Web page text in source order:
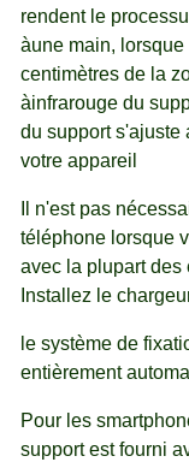
rendent le
àune main,
centimètres de la
àinfrarouge du
du support s'ajuste
votre appareil
Il n'est pas
téléphone lorsque
avec la plupart des
Installez le
le système de
entièrement
Pour les
support est fourni